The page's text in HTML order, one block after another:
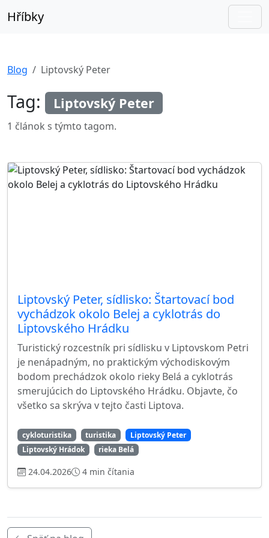
Hříbky
Blog Liptovský Peter
Tag: Liptovský Peter
1 článok s týmto tagom.
Liptovský Peter, sídlisko: Štartovací bod
vychádzok okolo Belej a cyklotrás do
Liptovského Hrádku
Turistický rozcestník pri sídlisku v Liptovskom Petri
je nenápadným, no praktickým východiskovým
bodom prechádzok okolo rieky Belá a cyklotrás
smerujúcich do Liptovského Hrádku. Objavte, čo
všetko sa skrýva v tejto časti Liptova.
cykloturistika turistika
Liptovský Peter
Liptovský Hrádok
rieka Belá
24.04.2026 4 min čítania